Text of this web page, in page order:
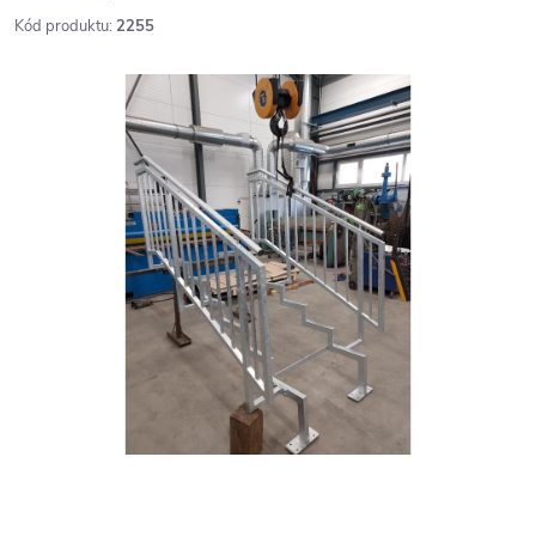
Kód produktu: 2255